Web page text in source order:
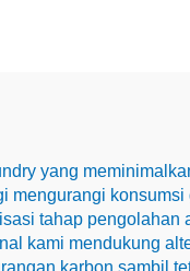
yang
tahap pengolahan
kami mendukung
karbon sambil